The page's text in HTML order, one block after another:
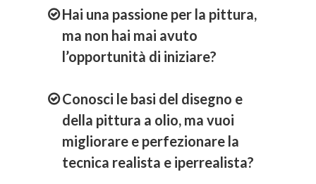
Hai una passione per la pittura,
ma non hai mai avuto
l’opportunità di iniziare?
Conosci le basi del disegno e
della pittura a olio, ma vuoi
migliorare e perfezionare la
tecnica realista e iperrealista?